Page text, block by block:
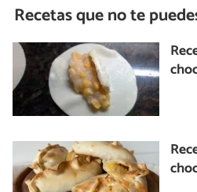
Recetas que no te